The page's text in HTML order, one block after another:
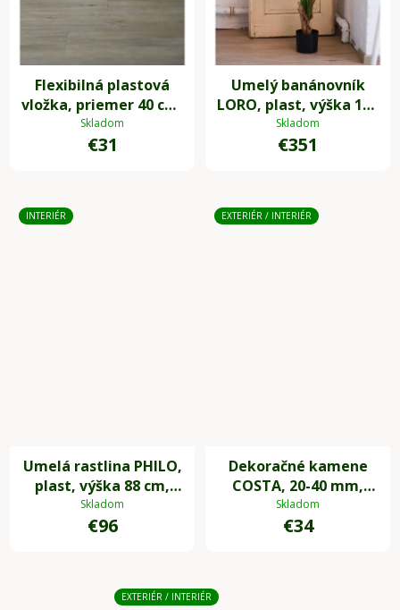
Flexibilná plastová
vložka, priemer 40 cm,
výška 31 cm, 1 kus
Skladom
€31
Umelý banánovník
LORO, plast, výška 140
cm, zelená
Skladom
€351
INTERIÉR
Umelá rastlina PHILO,
plast, výška 88 cm,
zelená
Skladom
€96
EXTERIÉR / INTERIÉR
Dekoračné kamene
COSTA, 20-40 mm,
plast, čierna
Skladom
€34
EXTERIÉR / INTERIÉR